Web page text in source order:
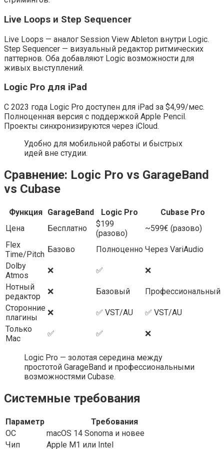
Live Loops и Step Sequencer
Live Loops — аналог Session View Ableton внутри Logic.
Step Sequencer — визуальный редактор ритмических
паттернов. Оба добавляют Logic возможности для
живых выступлений.
Logic Pro для iPad
С 2023 года Logic Pro доступен для iPad за $4,99/мес.
Полноценная версия с поддержкой Apple Pencil.
Проекты синхронизируются через iCloud.
Удобно для мобильной работы и быстрых
идей вне студии.
Сравнение: Logic Pro vs GarageBand
vs Cubase
Функция GarageBand Logic Pro
Cubase Pro
Цена
Бесплатно
$199
(разово)
~599€ (разово)
Flex
Time/Pitch
Базово Полноценно Через VariAudio
Dolby
Atmos
❌ ✅
❌
Нотный
редактор
❌ Базовый
Профессиональный
Сторонние
плагины
❌ ✅ VST/AU
✅ VST/AU
Только
Mac
✅ ✅ ❌
Logic Pro — золотая середина между
простотой GarageBand и профессиональными
возможностями Cubase.
Системные требования
Параметр
Требования
ОС
macOS 14 Sonoma и новее
Чип
Apple M1 или Intel